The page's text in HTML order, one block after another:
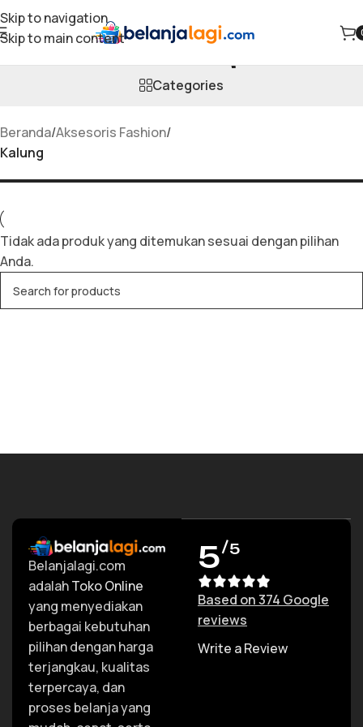
Skip to navigation
Skip to main content
Kalung
Categories
Beranda/Aksesoris Fashion/
Kalung
Tidak ada produk yang ditemukan sesuai dengan pilihan
Anda.
Belanjalagi.com
adalahToko Online
yang menyediakan
berbagai kebutuhan
pilihan dengan harga
terjangkau, kualitas
terpercaya, dan
proses belanja yang
5/5
Based on 374 Google
reviews
Write a Review